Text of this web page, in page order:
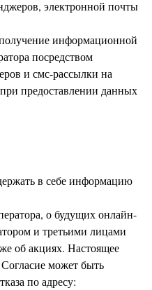
электронной почты
информационной
посредством
и смс-рассылки на
предоставлении данных
в себе информацию
о будущих онлайн-
и третьими лицами
об акциях. Настоящее
Согласие может быть
по адресу: